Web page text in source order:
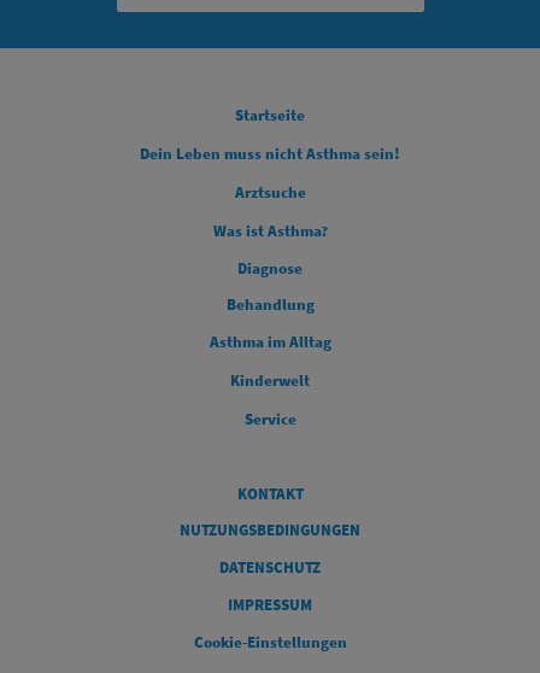
Startseite
Dein Leben muss nicht Asthma sein!
Arztsuche
Was ist Asthma?
Diagnose
Behandlung
Asthma im Alltag
Kinderwelt
Service
KONTAKT
NUTZUNGSBEDINGUNGEN
DATENSCHUTZ
IMPRESSUM
Cookie-Einstellungen